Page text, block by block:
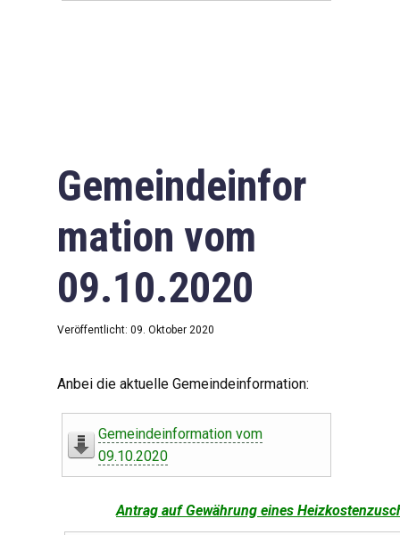
Gemeindeinfor
mation vom
09.10.2020
Veröffentlicht: 09. Oktober 2020
Anbei die aktuelle Gemeindeinformation:
Gemeindeinformation vom
09.10.2020
Antrag auf Gewährung eines